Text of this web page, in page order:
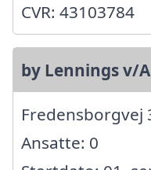
CVR: 43103784
by Lennings v/
Fredensborgvej
Ansatte: 0